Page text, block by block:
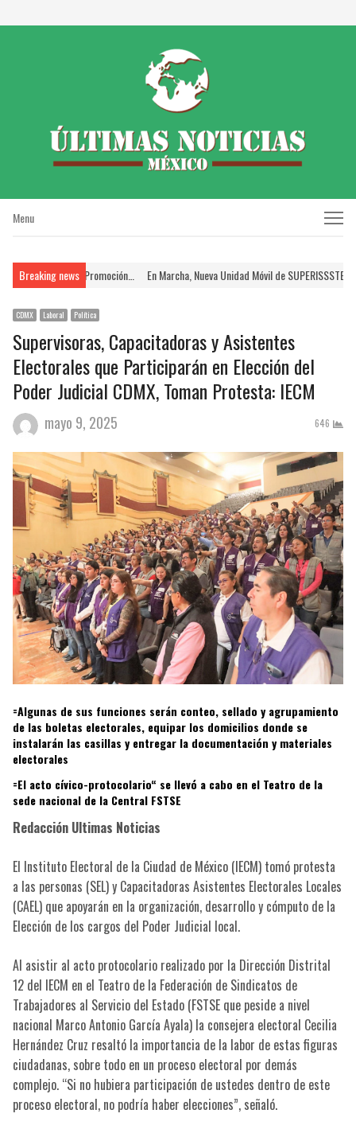
Menu
Menu
Breaking news
el Proceso de Promoción… En Marcha, Nueva Unidad Móvil de SUPERISSSTE;
CDMX Laboral Política
Supervisoras, Capacitadoras y Asistentes
Electorales que Participarán en Elección del
Poder Judicial CDMX, Toman Protesta: IECM
mayo 9, 2025 646
=Algunas de sus funciones serán conteo, sellado y agrupamiento
de las boletas electorales, equipar los domicilios donde se
instalarán las casillas y entregar la documentación y materiales
electorales
=El acto cívico-protocolario“ se llevó a cabo en el Teatro de la
sede nacional de la Central FSTSE
Redacción Ultimas Noticias
El Instituto Electoral de la Ciudad de México (IECM) tomó protesta
a las personas (SEL) y Capacitadoras Asistentes Electorales Locales
(CAEL) que apoyarán en la organización, desarrollo y cómputo de la
Elección de los cargos del Poder Judicial local.
Al asistir al acto protocolario realizado por la Dirección Distrital
12 del IECM en el Teatro de la Federación de Sindicatos de
Trabajadores al Servicio del Estado (FSTSE que peside a nivel
nacional Marco Antonio García Ayala) la consejera electoral Cecilia
Hernández Cruz resaltó la importancia de la labor de estas figuras
ciudadanas, sobre todo en un proceso electoral por demás
complejo. “Si no hubiera participación de ustedes dentro de este
proceso electoral, no podría haber elecciones”, señaló.